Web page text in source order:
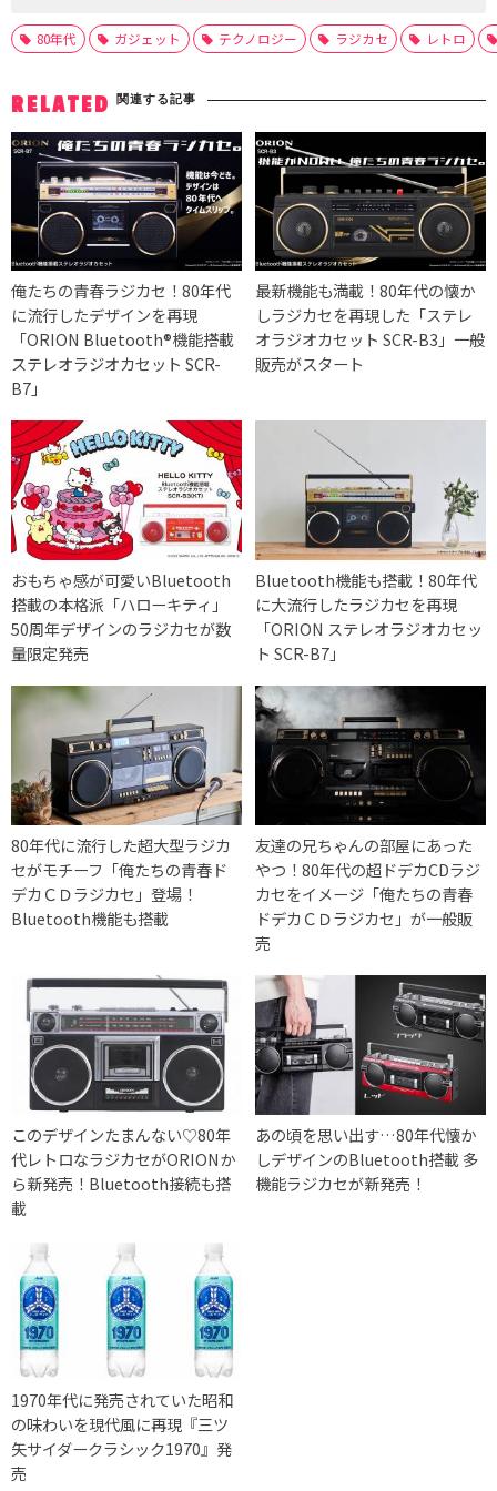
80年代 ガジェット テクノロジー ラジカセ レトロ
RELATED 関連する記事
俺たちの青春ラジカセ！80年代
に流行したデザインを再現
「ORION Bluetooth®機能搭載
ステレオラジオカセット SCR-
B7」
最新機能も満載！80年代の懐か
しラジカセを再現した「ステレ
オラジオカセット SCR-B3」一般
販売がスタート
おもちゃ感が可愛いBluetooth
搭載の本格派「ハローキティ」
50周年デザインのラジカセが数
量限定発売
Bluetooth機能も搭載！80年代
に大流行したラジカセを再現
「ORION ステレオラジオカセッ
ト SCR-B7」
80年代に流行した超大型ラジカ
セがモチーフ「俺たちの青春ド
デカＣＤラジカセ」登場！
Bluetooth機能も搭載
友達の兄ちゃんの部屋にあった
やつ！80年代の超ドデカCDラジ
カセをイメージ「俺たちの青春
ドデカＣＤラジカセ」が一般販
売
このデザインたまんない♡80年
代レトロなラジカセがORIONか
ら新発売！Bluetooth接続も搭
載
あの頃を思い出す…80年代懐か
しデザインのBluetooth搭載 多
機能ラジカセが新発売！
1970年代に発売されていた昭和
の味わいを現代風に再現『三ツ
矢サイダークラシック1970』発
売